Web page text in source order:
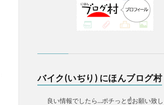
バイク(いぢり) にほんブログ村
良い情報でしたら…ポチっと☝お願い致し